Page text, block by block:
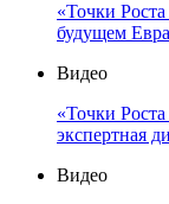
«Точки
будущем
Видео
«Точки
экспертная
Видео